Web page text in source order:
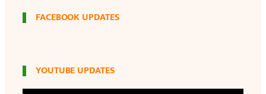
FACEBOOK UPDATES
YOUTUBE UPDATES